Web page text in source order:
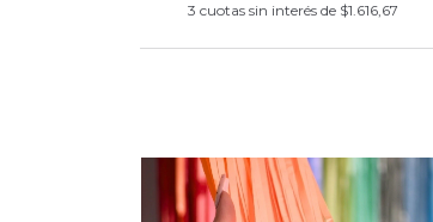
3 cuotas sin interés de $1.616,67